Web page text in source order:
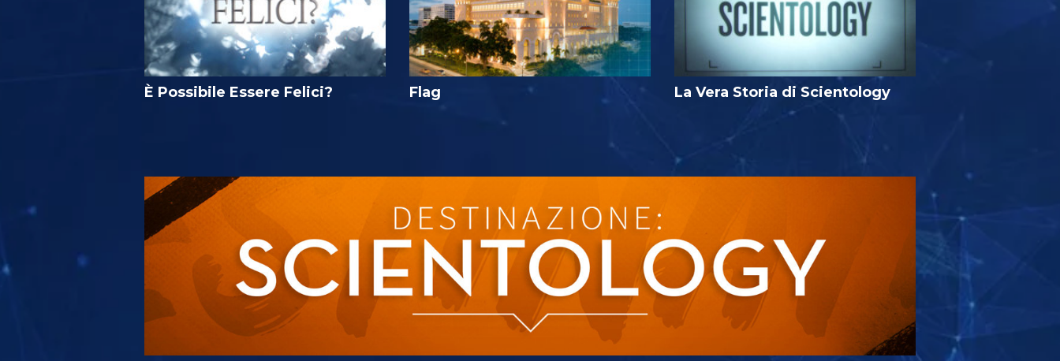
È Possibile Essere Felici? Flag La Vera Storia di Scientology